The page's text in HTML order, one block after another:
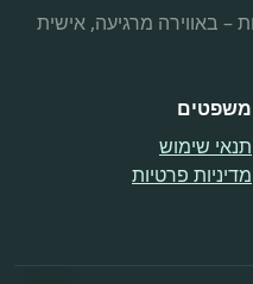
– באווירה מרגיעה, אישית
משפטים
תנאי שימוש
מדיניות פרטיות